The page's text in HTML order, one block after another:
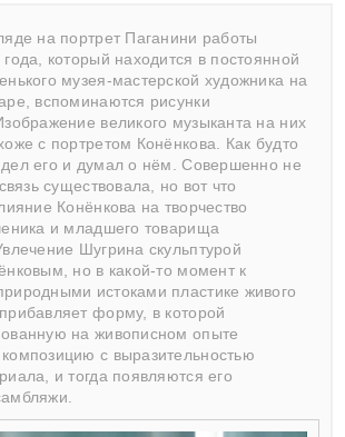
на портрет Паганини работы
который находится в постоянной
музея-мастерской художника на
вспоминаются рисунки
великого музыканта на них
с портретом Конёнкова. Как будто
его и думал о нём. Совершенно не
существовала, но вот что
Конёнкова на творчество
и младшего товарища
Шугрина скульптурой
но в какой-то момент к
истоками пластике живого
форму, в которой
на живописном опыте
с выразительностью
и тогда появляются его